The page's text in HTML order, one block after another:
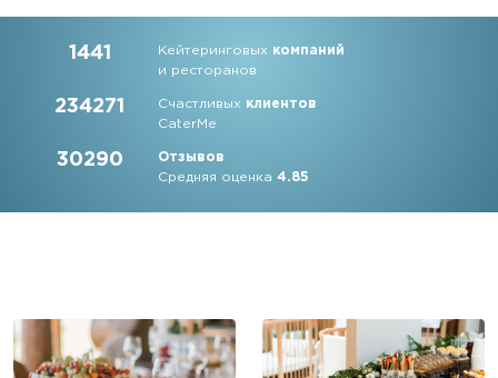
1441 Кейтеринговых компаний
и ресторанов
234271 Счастливых клиентов
CaterMe
30290
Отзывов
Средняя оценка4.85